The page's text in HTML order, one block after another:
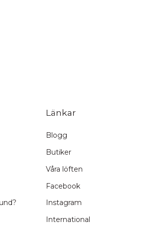
Länkar
Blogg
Butiker
Våra löften
Facebook
Instagram
International